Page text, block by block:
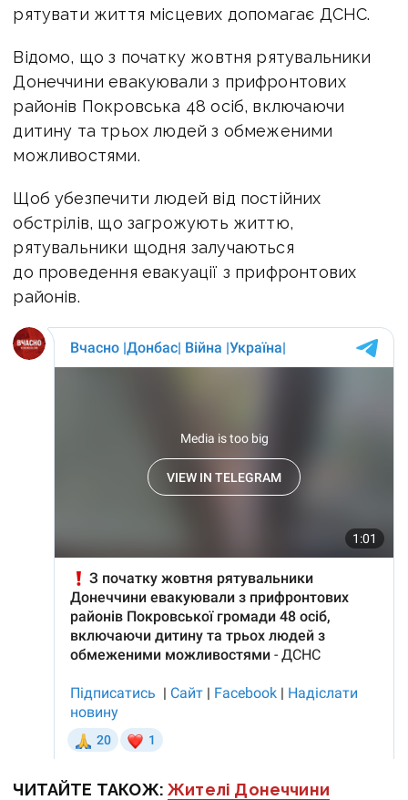
рятувати життя місцевих допомагає ДСНС.
Відомо, що з початку жовтня рятувальники
Донеччини евакуювали з прифронтових
районів Покровська 48 осіб, включаючи
дитину та трьох людей з обмеженими
можливостями.
Щоб убезпечити людей від постійних
обстрілів, що загрожують життю,
рятувальники щодня залучаються
до проведення евакуації з прифронтових
районів.
ЧИТАЙТЕ ТАКОЖ:Жителі Донеччини